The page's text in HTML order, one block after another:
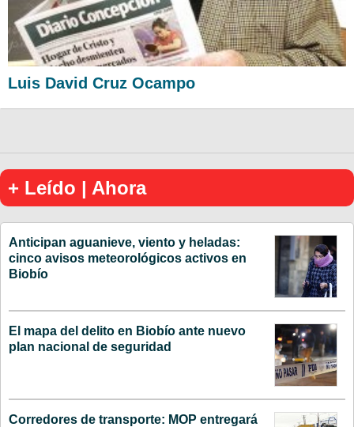
Luis David Cruz Ocampo
+ Leído | Ahora
Anticipan aguanieve, viento y heladas:
cinco avisos meteorológicos activos en
Biobío
El mapa del delito en Biobío ante nuevo
plan nacional de seguridad
Corredores de transporte: MOP entregará